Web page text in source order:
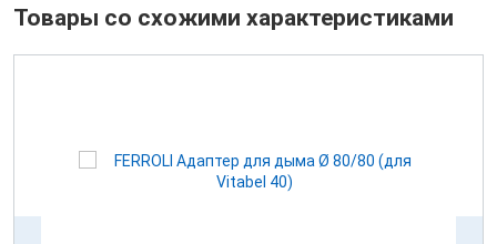
Товары со схожими характеристиками